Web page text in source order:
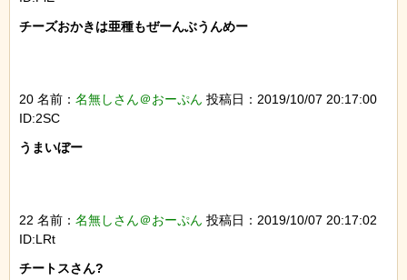
チーズおかきは亜種もぜーんぶうんめー
20 名前： 名無しさん＠おーぷん 投稿日：2019/10/07 20:17:00
ID:2SC
うまいぼー
22 名前： 名無しさん＠おーぷん 投稿日：2019/10/07 20:17:02
ID:LRt